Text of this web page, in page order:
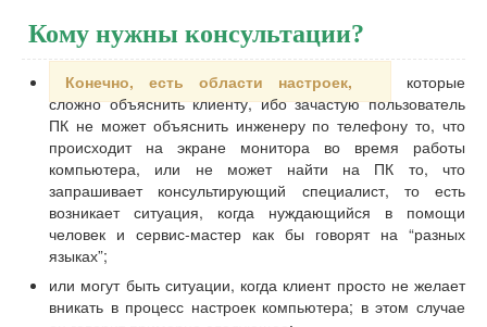
Кому нужны консультации?
Конечно, есть области настроек,
которые
сложно объяснить клиенту, ибо зачастую пользователь
ПК не может объяснить инженеру по телефону то, что
происходит на экране монитора во время работы
компьютера, или не может найти на ПК то, что
запрашивает консультирующий специалист, то есть
возникает ситуация, когда нуждающийся в помощи
человек и сервис-мастер как бы говорят на “разных
языках”;
или могут быть ситуации, когда клиент просто не желает
вникать в процесс настроек компьютера; в этом случае